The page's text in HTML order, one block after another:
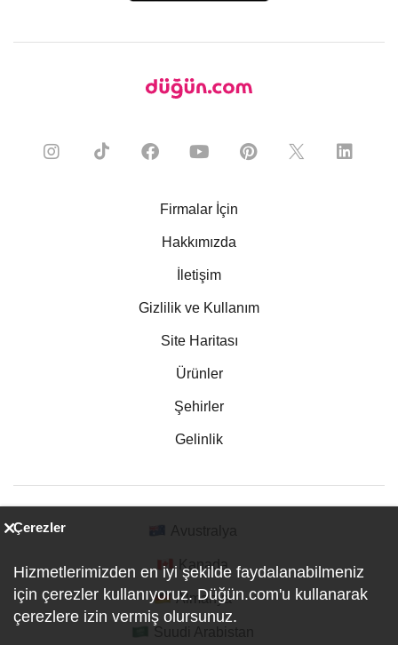
Firmalar İçin
Hakkımızda
İletişim
Gizlilik ve Kullanım
Site Haritası
Ürünler
Şehirler
Gelinlik
Kanada
Almanya
Çerezler
Hizmetlerimizden en iyi şekilde faydalanabilmeniz
için çerezler kullanıyoruz. Düğün.com'u kullanarak
çerezlere izin vermiş olursunuz.